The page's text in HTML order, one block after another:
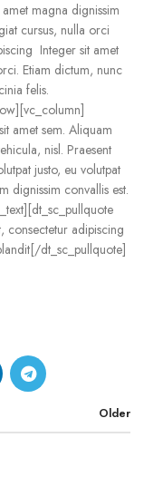
magna dignissim
cursus, nulla orci
Integer sit amet
Etiam dictum, nunc
felis.
amet sem. Aliquam
nisl. Praesent
justo, eu volutpat
dignissim convallis est.
consectetur adipiscing
dt_sc_pullquote]
Older